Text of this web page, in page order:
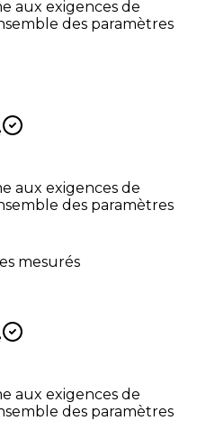
aux exigences de
des paramètres
aux exigences de
des paramètres
mesurés
aux exigences de
des paramètres